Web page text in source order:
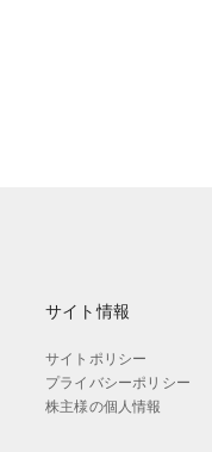
サイト情報
サイトポリシー
プライバシーポリシー
株主様の個人情報